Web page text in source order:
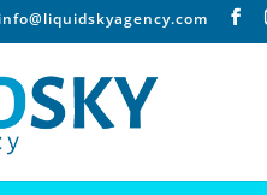
info@liquidskyagency.com